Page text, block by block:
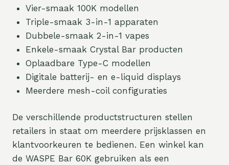
Vier-smaak 100K modellen
Triple-smaak 3-in-1 apparaten
Dubbele-smaak 2-in-1 vapes
Enkele-smaak Crystal Bar producten
Oplaadbare Type-C modellen
Digitale batterij- en e-liquid displays
Meerdere mesh-coil configuraties
De verschillende productstructuren stellen
retailers in staat om meerdere prijsklassen en
klantvoorkeuren te bedienen. Een winkel kan
de WASPE Bar 60K gebruiken als een